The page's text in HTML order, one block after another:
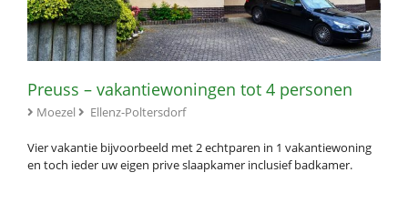
Preuss – vakantiewoningen tot 4 personen
Moezel Ellenz-Poltersdorf
Vier vakantie bijvoorbeeld met 2 echtparen in 1 vakantiewoning
en toch ieder uw eigen prive slaapkamer inclusief badkamer.